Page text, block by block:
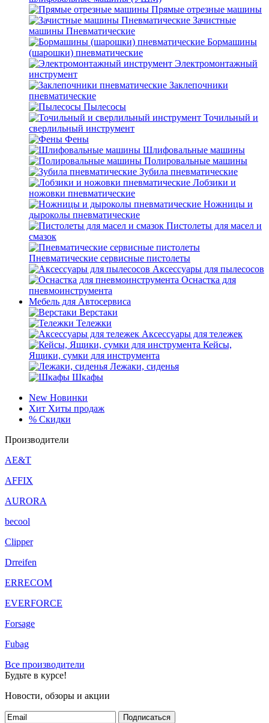
Прямые отрезные машины
Зачистные
машины Пневматические
Бормашины
(шарошки) пневматические
Электромонтажный
инструмент
Заклепочники
пневматические
Пылесосы
Точильный и
сверлильный инструмент
Фены
Шлифовальные машины
Полировальные машины
Зубила пневматические
Лобзики и
ножовки пневматические
Ножницы и
дыроколы пневматические
Пистолеты для масел и
смазок
Пневматические сервисные пистолеты
Аксессуары для пылесосов
Оснастка для
пневмоинструмента
Мебель для Автосервиса
Верстаки
Тележки
Аксессуары для тележек
Кейсы,
Ящики, сумки для инструмента
Лежаки, сиденья
Шкафы
New Новинки
Хит Хиты продаж
% Скидки
Производители
AE&T
AFFIX
AURORA
becool
Clipper
Drreifen
ERRECOM
EVERFORCE
Forsage
Fubag
Все производители
Будьте в курсе!
Новости, обзоры и акции
Подписаться